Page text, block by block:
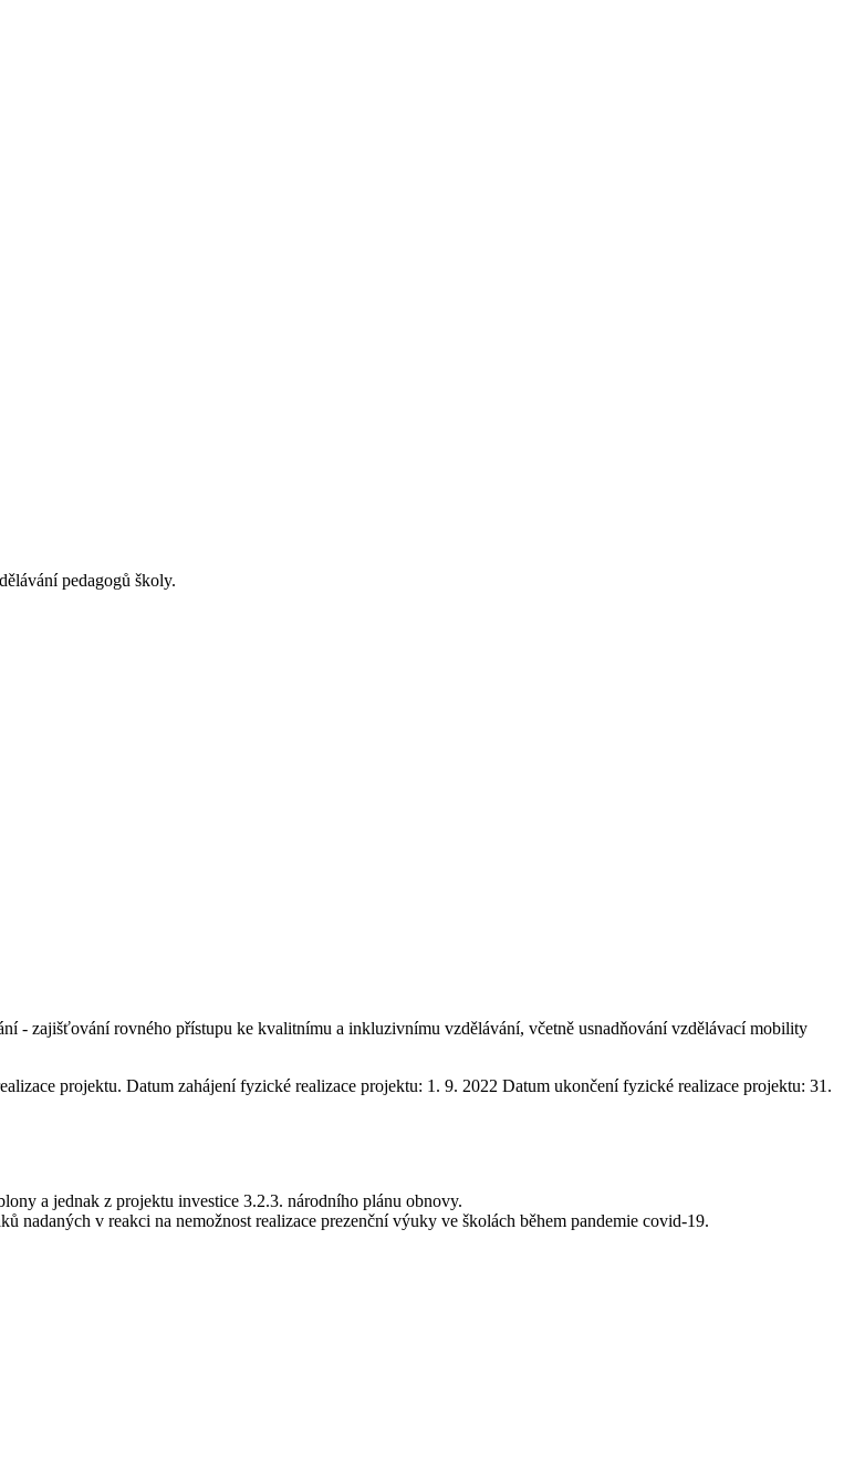
pedagogů školy.
- zajišťování rovného přístupu ke kvalitnímu a inkluzivnímu vzdělávání, včetně usnadňování vzdělávací mobility
projektu. Datum zahájení fyzické realizace projektu: 1. 9. 2022 Datum ukončení fyzické realizace projektu: 31.
a jednak z projektu investice 3.2.3. národního plánu obnovy.
nadaných v reakci na nemožnost realizace prezenční výuky ve školách během pandemie covid-19.